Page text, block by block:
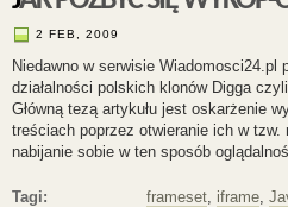
2 FEB, 2009
Niedawno w serwisie Wiadomosci24.pl
działalności polskich klonów Digga
Główną tezą artykułu jest oskarżenie
treściach poprzez otwieranie ich w
nabijanie sobie w ten sposób
Tagi: frameset, iframe,